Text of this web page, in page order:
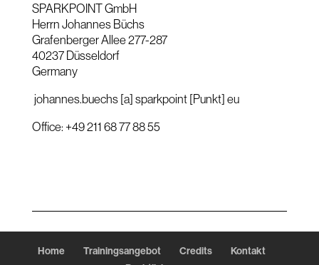
SPARKPOINT GmbH
Herrn Johannes Büchs
Grafenberger Allee 277-287
40237 Düsseldorf
Germany
johannes.buechs [a] sparkpoint [Punkt] eu
Office: +49 211 68 77 88 55
Home Trainingsangebot Credits
Kontakt